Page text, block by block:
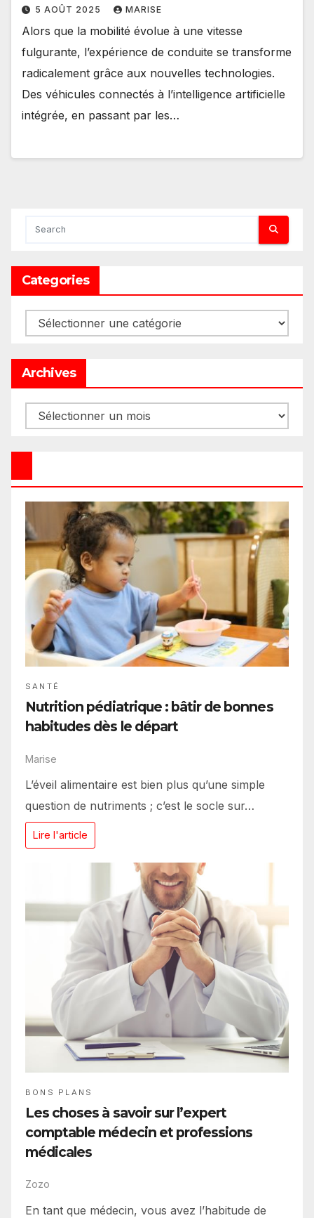
5 AOÛT 2025 MARISE
Alors que la mobilité évolue à une vitesse
fulgurante, l’expérience de conduite se transforme
radicalement grâce aux nouvelles technologies.
Des véhicules connectés à l’intelligence artificielle
intégrée, en passant par les…
Categories
Categories
Archives
Archives
SANTÉ
Nutrition pédiatrique : bâtir de bonnes
habitudes dès le départ
Marise
L’éveil alimentaire est bien plus qu’une simple
question de nutriments ; c’est le socle sur…
Lire l'article
BONS PLANS
Les choses à savoir sur l’expert
comptable médecin et professions
médicales
Zozo
En tant que médecin, vous avez l’habitude de